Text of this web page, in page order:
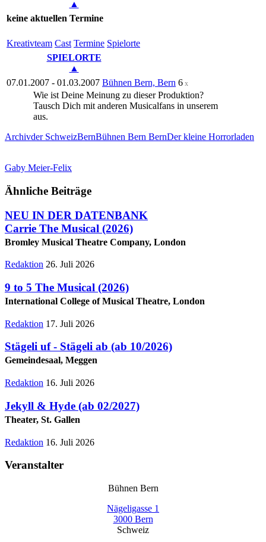
▲
keine aktuellen Termine
Kreativ­team Cast Ter­mi­ne Spielorte
SPIELORTE
▲
07.01.2007 - 01.03.2007 Bühnen Bern, Bern 6 x
Wie ist Deine Meinung zu dieser Produktion?
Tausch Dich mit anderen Musicalfans in unserem
aus.
Archivder SchweizBernBühnen Bern BernDer kleine Horrorladen
Gaby Meier-Felix
Ähnliche Beiträge
NEU IN DER DATENBANK
Carrie The Musical (2026)
Bromley Musical Theatre Company, London
Redaktion 26. Juli 2026
9 to 5 The Musical (2026)
International College of Musical Theatre, London
Redaktion 17. Juli 2026
Stägeli uf - Stägeli ab (ab 10/2026)
Gemeindesaal, Meggen
Redaktion 16. Juli 2026
Jekyll & Hyde (ab 02/2027)
Theater, St. Gallen
Redaktion 16. Juli 2026
Veranstalter
Bühnen Bern
Nägeligasse 1
3000 Bern
Schweiz